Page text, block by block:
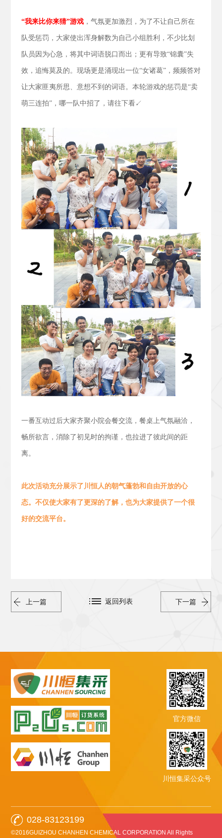
“我来比你来猜”游戏，气氛更加激烈，为了不让自己所在
队受惩罚，大家使出浑身解数为自己小组胜利，不少比划
队员因为心急，将其中词语脱口而出；更有导致“锦囊”失
效，追悔莫及的。现场更是涌现出一位“女诸葛”，频频答对
让大家匪夷所思、意想不到的词语。本轮游戏的惩罚是“卖
萌三连拍”，哪一队中招了，请往下看↙
一番互动过后大家齐聚小院会餐交流， 餐桌上气氛融洽，
畅所欲言，消除了初见时的拘谨，也拉进了彼此间的距
离。
此次活动充分展示了川恒人的朝气蓬勃和 自由开放的心
态。 不仅使大家有了更深的了解，也为大家提供了一个很
好的交流平台。
上一篇 下一篇
返回列表
官方微信
川恒集采公众号
028-83123199
©2016GUIZHOU CHANHEN CHEMICAL CORPORATION All Rights